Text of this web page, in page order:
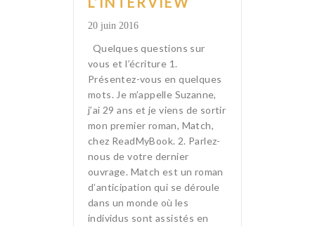
20 juin 2016
Quelques questions sur
vous et l’écriture 1.
Présentez-vous en quelques
mots. Je m’appelle Suzanne,
j’ai 29 ans et je viens de sortir
mon premier roman, Match,
chez ReadMyBook. 2. Parlez-
nous de votre dernier
ouvrage. Match est un roman
d’anticipation qui se déroule
dans un monde où les
individus sont assistés en